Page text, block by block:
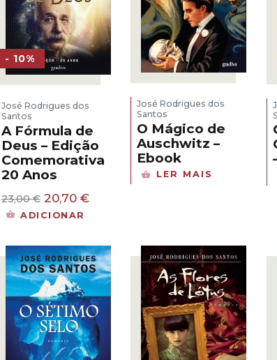
- 10%
José Rodrigues dos
Santos
A Fórmula de
Deus – Edição
Comemorativa
20 Anos
23,00€ O
preço
23,00 €.
20,70 €O
20,70 €.
ADICIONAR
José Rodrigues dos
Santos
O Mágico de
Auschwitz –
Ebook
LER MAIS